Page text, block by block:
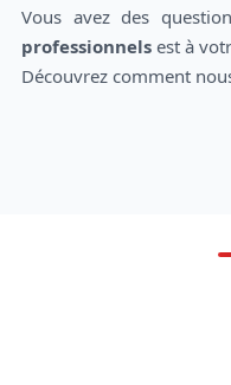
Vous avez des
professionnelsest à
Découvrez comment